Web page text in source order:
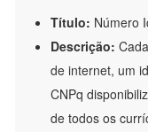
Título: Número
Descrição:
de internet, um
CNPq
de todos os